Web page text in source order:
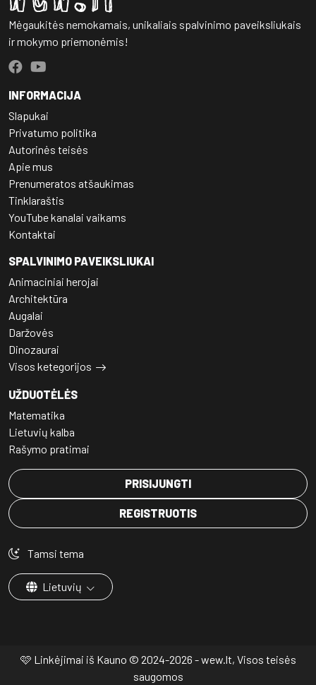
Mėgaukitės nemokamais, unikaliais spalvinimo paveiksliukais
ir mokymo priemonėmis!
INFORMACIJA
Slapukai
Privatumo politika
Autorinės teisės
Apie mus
Prenumeratos atšaukimas
Tinklaraštis
YouTube kanalai vaikams
Kontaktai
SPALVINIMO PAVEIKSLIUKAI
Animaciniai herojai
Architektūra
Augalai
Daržovės
Dinozaurai
Visos ketegorijos
UŽDUOTĖLĖS
Matematika
Lietuvių kalba
Rašymo pratimai
PRISIJUNGTI
REGISTRUOTIS
Tamsi tema
Lietuvių
🩷 Linkėjimai iš Kauno © 2024-2026 - wew.lt, Visos teisės
saugomos